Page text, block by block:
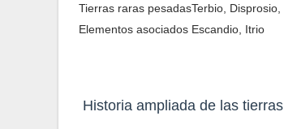
Tierras raras pesadasTerbio,
Elementos asociados Escandio, Itrio
Historia ampliada de las